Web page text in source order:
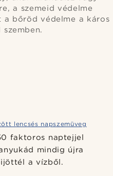
a szemeid védelme
bőröd védelme a káros
szemben.
lencsés napszemüveg
faktoros naptejjel
mindig újra
a vízből.